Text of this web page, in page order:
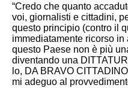
“Credo che quanto
voi, giornalisti e cittadini,
questo principio (contro il
immediatamente ricorso
questo Paese non è più
diventando una
lo, DA BRAVO
mi adeguo al